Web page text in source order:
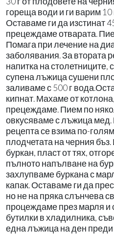
гореща води и ги варим
Оставаме ги да изстинат
прецеждаме отварата.
Помага при лечение на
заболявания. За втората
напитка на столетниците,
супена лъжица сушени
заливаме с 500 г
кипнат. Махаме от
прецеждаме. Пием по
овкусяваме с лъжица мед.
рецепта се взима по-
плодчетата на черния
буркан, пласт от тях,
пълното напълване на
захлупваме буркана с
капак. Оставаме ги да
но не на пряка слънчева
процеждаме през марля и
бутилки в хладилника,
една лъжица на ден преди